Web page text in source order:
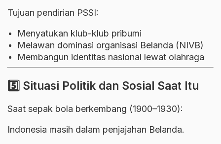
Tujuan pendirian PSSI:
Menyatukan klub-klub pribumi
Melawan dominasi organisasi Belanda (NIVB)
Membangun identitas nasional lewat olahraga
5️⃣ Situasi Politik dan Sosial Saat Itu
Saat sepak bola berkembang (1900–1930):
Indonesia masih dalam penjajahan Belanda.